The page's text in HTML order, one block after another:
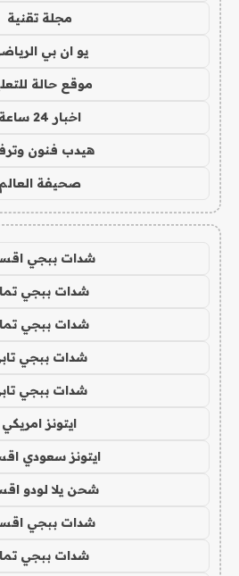
مجلة تقنية
يو ان بي
موقع حالة
اخبار 24 ساعة
هيدب فنون
صحيفة العالم
شدات ببجي
شدات ببجي
شدات ببجي
شدات ببجي
شدات ببجي
ايتونز امريكي
ايتونز سعودي
شحن يلا لودو
شدات ببجي
شدات ببجي